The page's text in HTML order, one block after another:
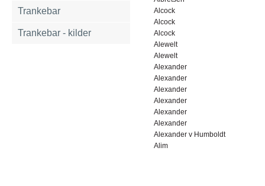
Trankebar
Trankebar - kilder
Alcock
Alcock
Alcock
Alewelt
Alewelt
Alexander
Alexander
Alexander
Alexander
Alexander
Alexander
Alexander v Humboldt
Alim